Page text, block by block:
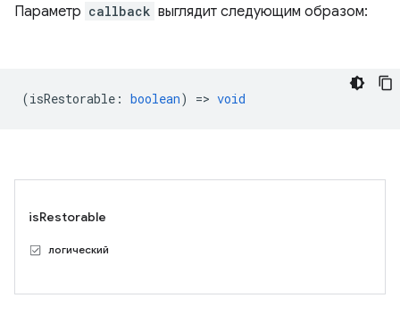
Параметр callback выглядит следующим образом:
(isRestorable : boolean) => void
isRestorable
логический